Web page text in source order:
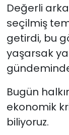
Değerli
seçilmiş
getirdi, bu
yaşarsak
Bugün
ekonomik
biliyoruz.